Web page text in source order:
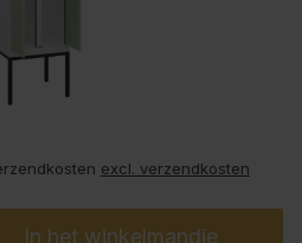
excl. verzendkosten
In het winkelmandje